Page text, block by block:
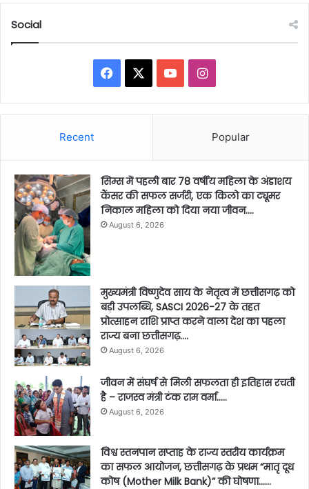
Social
Facebook YouTubeInstagram
Recent Popular
सिम्स में पहली बार 78 वर्षीय महिला के अंडाशय
कैंसर की सफल सर्जरी, एक किलो का ट्यूमर
निकाल महिला को दिया नया जीवन….
August 6, 2026
मुख्यमंत्री विष्णुदेव साय के नेतृत्व में छत्तीसगढ़ को
बड़ी उपलब्धि, SASCI 2026-27 के तहत
प्रोत्साहन राशि प्राप्त करने वाला देश का पहला
राज्य बना छत्तीसगढ़….
August 6, 2026
जीवन में संघर्ष से मिली सफलता ही इतिहास रचती
है – राजस्व मंत्री टंक राम वर्मा…..
August 6, 2026
विश्व स्तनपान सप्ताह के राज्य स्तरीय कार्यक्रम
का सफल आयोजन, छत्तीसगढ़ के प्रथम “मातृ दूध
कोष (Mother Milk Bank)” की घोषणा……